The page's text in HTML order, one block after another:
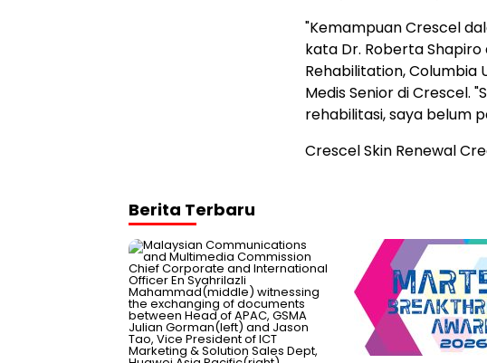
"Kemampuan Crescel
kata Dr. Roberta
Rehabilitation, Columbia
Medis Senior di Crescel.
rehabilitasi, saya belum
Crescel Skin Renewal
Berita Terbaru